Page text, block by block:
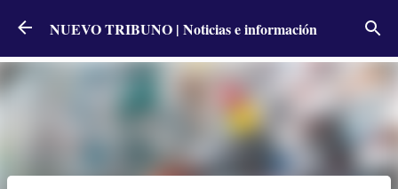
Ir al contenido principal
NUEVO TRIBUNO | Noticias e información